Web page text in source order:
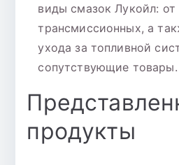
виды смазок Лукойл:
трансмиссионных, а
ухода за топливной
сопутствующие товары.
продукты